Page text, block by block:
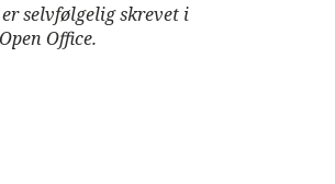
selvfølgelig skrevet i
Office.